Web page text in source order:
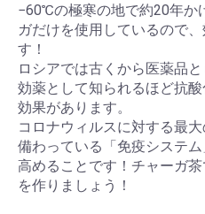
−60℃の極寒の地で約20年か
ガだけを使用しているので
す！
ロシアでは古くから医薬品
効薬として知られるほど抗
効果があります。
コロナウィルスに対する最
備わっている「免疫システ
高めることです！チャーガ
を作りましょう！